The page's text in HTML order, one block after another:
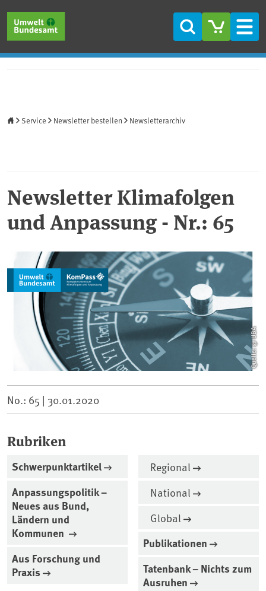
Suche
Service Newsletter bestellen Newsletterarchiv
Newsletter Klimafolgen
und Anpassung - Nr.: 65
Quelle: @ UBA
No.: 65 | 30.01.2020
Rubriken
Schwerpunktartikel
Anpassungspolitik –
Neues aus Bund,
Ländern und
Kommunen
Aus Forschung und
Praxis
Regional
National
Global
Publikationen
Tatenbank – Nichts zum
Ausruhen